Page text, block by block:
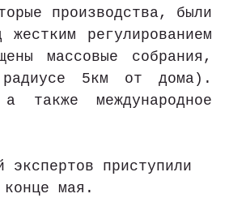
производства, были
регулированием
массовые собрания,
5км от дома).
также международное
приступили
мая.